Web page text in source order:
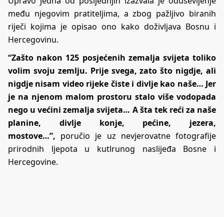
među njegovim pratiteljima, a zbog pažljivo biranih
riječi kojima je opisao ono kako doživljava Bosnu i
Hercegovinu.
“Zašto nakon 125 posjećenih zemalja svijeta toliko
volim svoju zemlju. Prije svega, zato što nigdje, ali
nigdje nisam video rijeke čiste i divlje kao naše… Jer
je na njenom malom prostoru stalo više vodopada
nego u većini zemalja svijeta… A šta tek reći za naše
planine, divlje konje, pećine, jezera,
mostove…”, poručio je uz nevjerovatne fotografije
prirodnih ljepota u kutlrunog naslijeđa Bosne i
Hercegovine.